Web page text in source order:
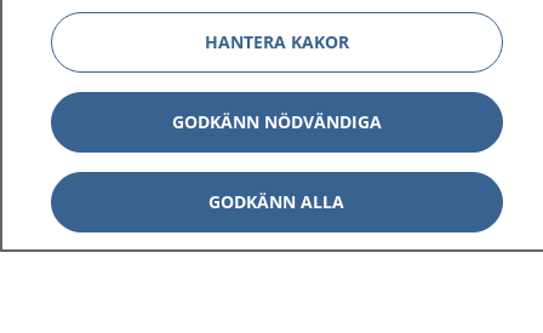
HANTERA KAKOR
GODKÄNN NÖDVÄNDIGA
GODKÄNN ALLA